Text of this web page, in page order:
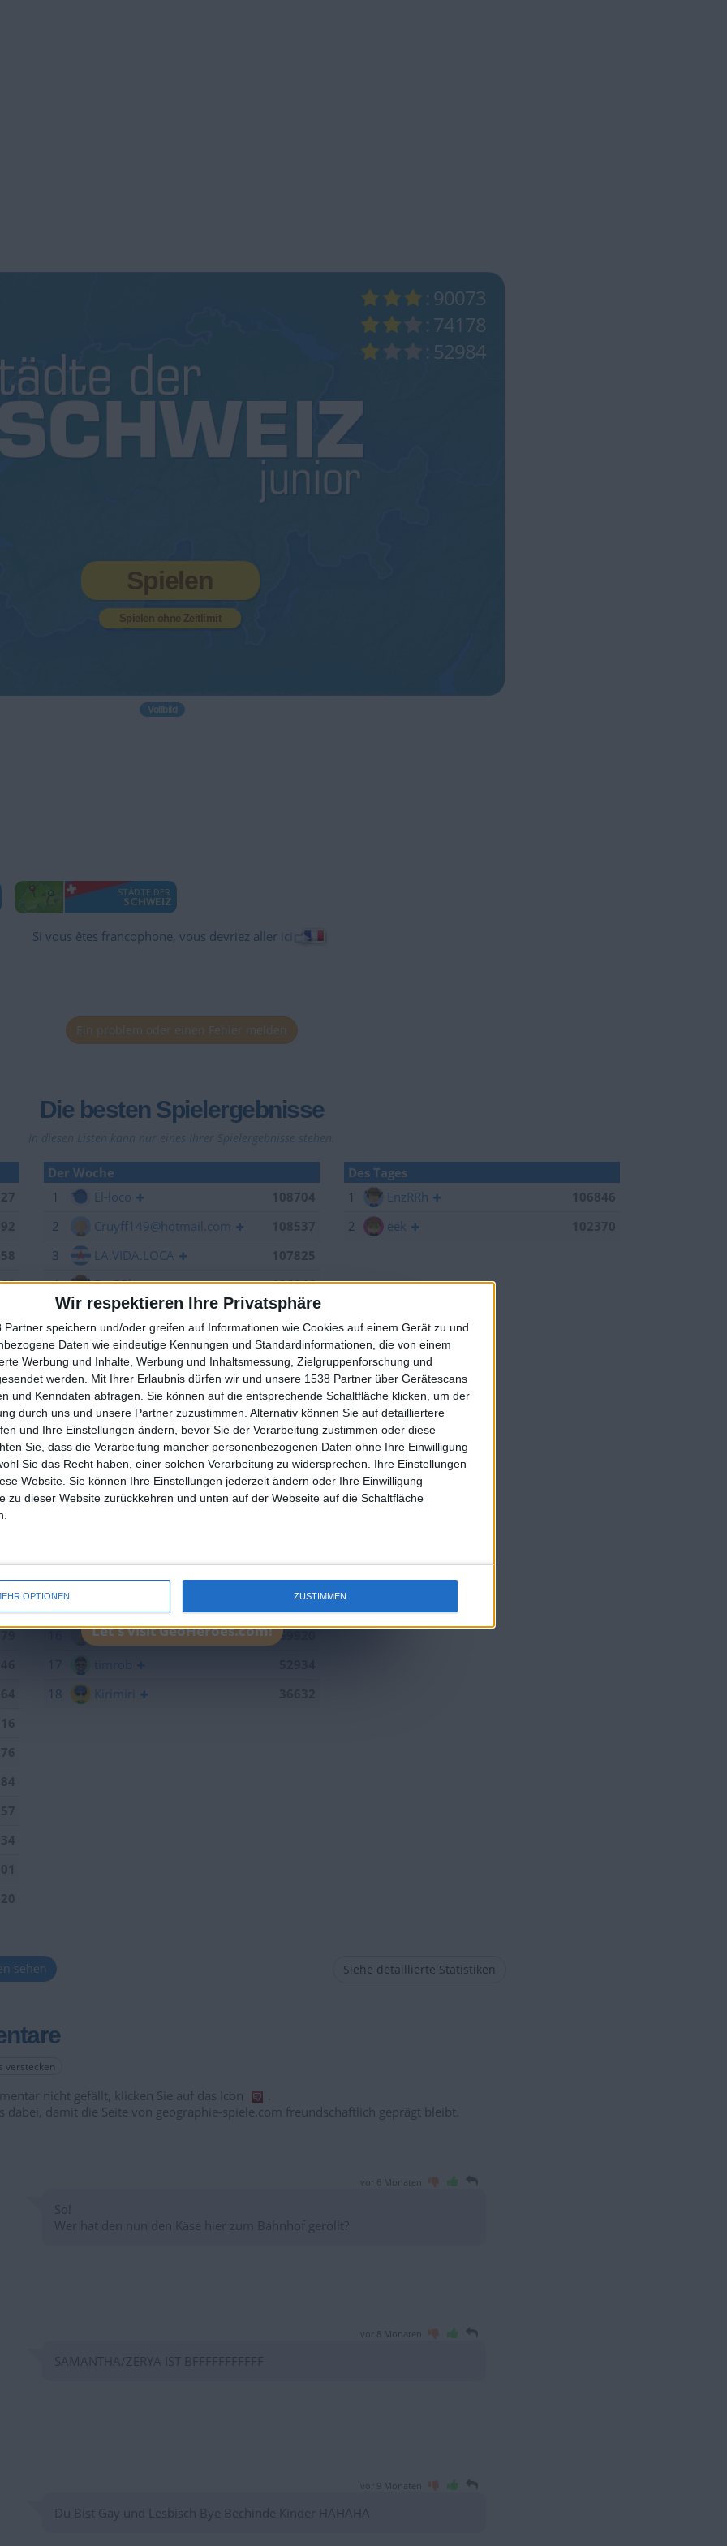
Wir respektieren Ihre Privatsphäre
Partner speichern und/oder greifen auf Informationen wie Cookies auf einem Gerät zu und
Daten wie eindeutige Kennungen und Standardinformationen, die von einem
Werbung und Inhalte, Werbung und Inhaltsmessung, Zielgruppenforschung und
werden.
Mit Ihrer Erlaubnis dürfen wir und unsere 1538 Partner über Gerätescans
und Kenndaten abfragen. Sie können auf die entsprechende Schaltfläche klicken, um der
durch uns und unsere Partner zuzustimmen. Alternativ können Sie auf detailliertere
und Ihre Einstellungen ändern, bevor Sie der Verarbeitung zustimmen oder diese
Sie, dass die Verarbeitung mancher personenbezogenen Daten ohne Ihre Einwilligung
Sie das Recht haben, einer solchen Verarbeitung zu widersprechen. Ihre Einstellungen
Website. Sie können Ihre Einstellungen jederzeit ändern oder Ihre Einwilligung
zu dieser Website zurückkehren und unten auf der Webseite auf die Schaltfläche
OPTIONEN ZUSTIMMEN
: 90073
: 74178
: 52984
Spielen
Spielen ohne Zeitlimit
Vollbild
Si vous êtes francophone, vous devriez aller ici
Ein problem oder einen Fehler melden
Die besten Spielergebnisse
In diesen Listen kann nur eines Ihrer Spielergebnisse stehen.
Der Woche
1
El-loco
108704
2
Cruyff149@hotmail.com
3
LA.VIDA.LOCA
107825
4
EnzRRh
106846
5
offside
106264
6
YB2018
105376
Sepp
105157
8
spotter
104520
9
eek
102370
10
ccn
102205
11
brunswiek
91629
14
iggypop
66889
R.Seifert
59920
17
18
Kirimiri
Des Tages
1
EnzRRh
106846
2
eek
sehen Siehe detaillierte Statistiken
verstecken
nicht gefällt, klicken Sie auf das Icon
dabei, damit die Seite von geographie-spiele.com freundschaftlich geprägt bleibt.
vor 6 Monaten
So!
Wer hat den nun den Käse hier zum Bahnhof gerollt?
vor 8 Monaten
SAMANTHA/ZERYA IST BFFFFFFFFFFF
vor 9 Monaten
Du Bist Gay und Lesbisch Bye Bechinde Kinder HAHAHA
🇺🇸 We noticed you’re visiting from
an English-speaking country
Join our American version now and be among
the firsts to submit your score on our
leaderboards!
Let's visit GeoHeroes.com!